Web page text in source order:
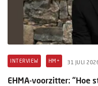
INTERVIEW HM+ 31 JULI
EHMA-voorzitter: “Hoe